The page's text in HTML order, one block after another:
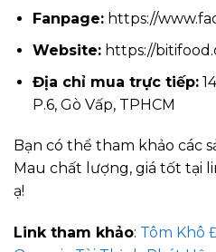
Fanpage:https://
Website:https://
Địa chỉ mua trực tiếp:
P.6, Gò Vấp, TPHCM
Bạn có thể tham khảo các
Mau chất lượng, giá tốt tại
ạ!
Link tham khảo: Tôm Khô